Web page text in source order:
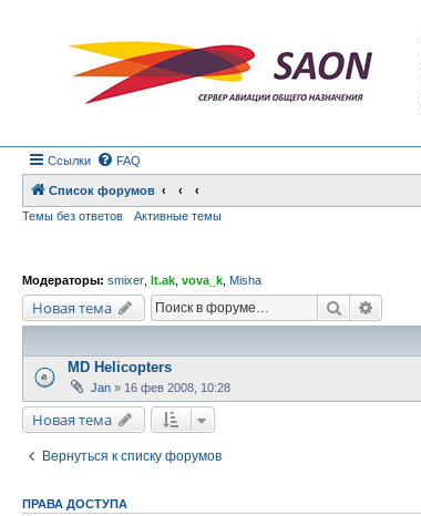
Ссылки FAQ
Список форумов
Темы без ответов
Активные темы
Модераторы: smixer lt.ak vova_k Misha
Новая тема Поиск
MD Helicopters
Jan » 16 фев 2008, 10:28
Новая тема
Вернуться к списку форумов
ПРАВА ДОСТУПА